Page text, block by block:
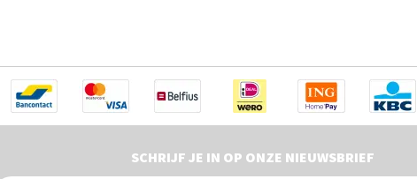
SCHRIJF JE IN OP ONZE NIEUWSBRIEF